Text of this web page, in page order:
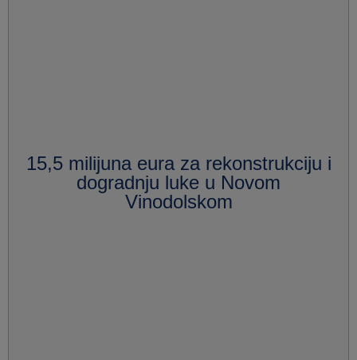
15,5 milijuna eura za rekonstrukciju i
dogradnju luke u Novom
Vinodolskom